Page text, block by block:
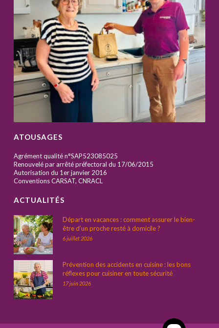
ATOUSAGES
Agrément qualité n°SAP523085025
Renouvelé par arrêté préfectoral du 17/06/2015
Autorisation du 1er janvier 2016
Conventions CARSAT, CNRACL
ACTUALITÉS
Départ en vacances : comment assurer le bien-
être d’un proche resté à domicile ?
6 juillet 2026
Prévention des accidents en cuisine : les bons
réflexes pour cuisiner en toute sécurité
17 juin 2026